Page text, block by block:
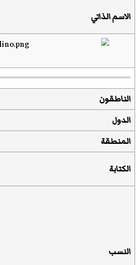
الاسم الذاتي
الناطقون
الدول
المنطقة
الكتابة
النسب